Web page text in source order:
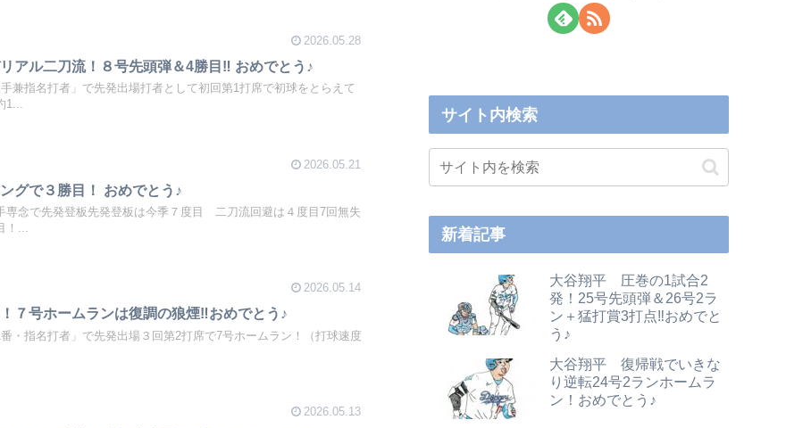
2026.05.28
アル二刀流！８号先頭弾＆4勝目‼ おめでとう♪
兼指名打者」で先発出場打者として初回第1打席で初球をとらえて
2026.05.21
グで３勝目！ おめでとう♪
専念で先発登板先発登板は今季７度目 二刀流回避は４度目7回無失
...
2026.05.14
７号ホームランは復調の狼煙‼おめでとう♪
・指名打者」で先発出場３回第2打席で7号ホームラン！（打球速度
2026.05.13
サイト内検索
新着記事
大谷翔平 圧巻の1試合2
発！25号先頭弾＆26号2ラ
ン＋猛打賞3打点‼おめでと
う♪
大谷翔平 復帰戦でいきな
り逆転24号2ランホームラ
ン！おめでとう♪